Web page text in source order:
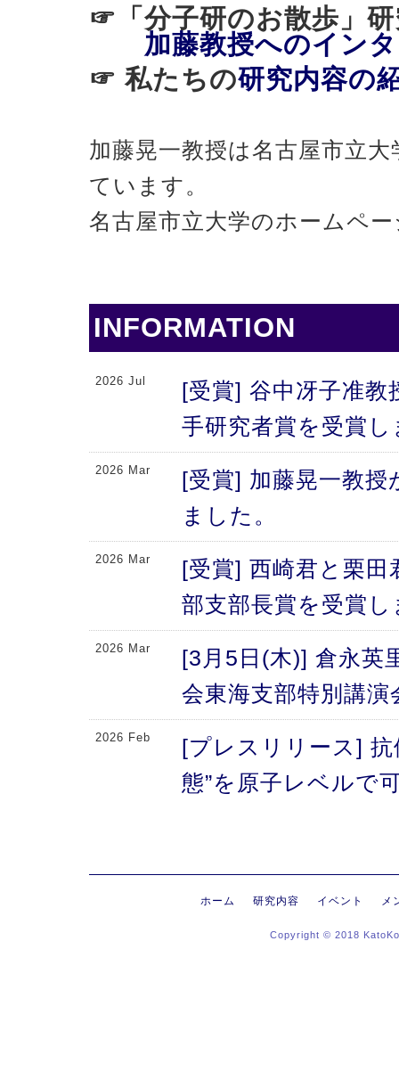
☞「分子研のお散歩
加藤教授へのイン
☞ 私たちの研究内容の
加藤晃一教授は名古屋市立
ています。
名古屋市立大学のホームペ
INFORMATION
2026 Jul
[受賞] 谷中冴子准教
手研究者賞を受賞
2026 Mar
[受賞] 加藤晃一教授
ました。
2026 Mar
[受賞] 西崎君と栗田
部支部長賞を受賞
2026 Mar
[3月5日(木)] 倉永英
会東海支部特別講
2026 Feb
[プレスリリース]
態”を原子レベルで
[プレスリリース]
にする抗体のFc領
る高次構造評価の
ホーム 研究内容 イベント メ
Copyright © 2018